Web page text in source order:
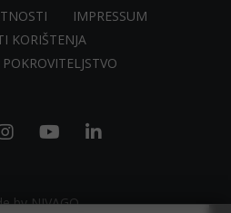
IMPRESSUM
KORIŠTENJA
by NIVAGO